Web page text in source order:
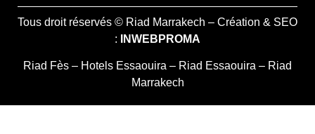
Tous droit réservés © Riad Marrakech – Création & SEO
:
INWEBPROMA
Riad Fès – Hotels Essaouira – Riad Essaouira – Riad
Marrakech